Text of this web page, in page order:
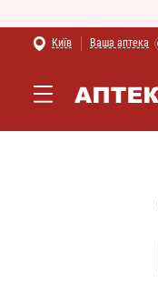
Київ Ваша аптека